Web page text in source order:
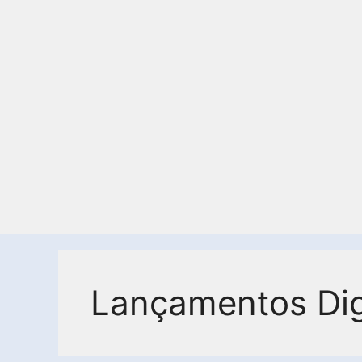
Lançamentos